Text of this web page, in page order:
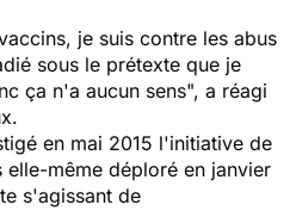
je suis contre les abus
sous le prétexte que je
ça n'a aucun sens", a réagi
en mai 2015 l'initiative de
même déploré en janvier
s'agissant de